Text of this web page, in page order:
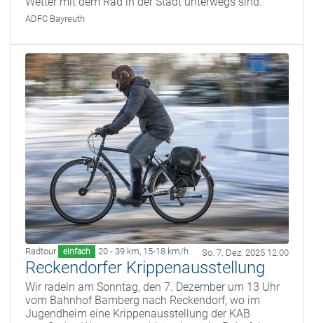
ADFC Bayreuth
Radtour einfach 20 - 39 km, 15-18 km/h So. 7. Dez. 2025 12:00
Reckendorfer Krippenausstellung
Wir radeln am Sonntag, den 7. Dezember um 13 Uhr
vom Bahnhof Bamberg nach Reckendorf, wo im
Jugendheim eine Krippenausstellung der KAB